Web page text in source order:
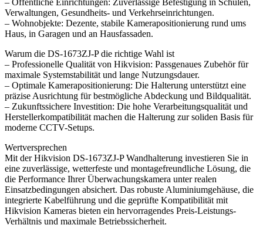
Verwaltungen, Gesundheits- und Verkehrseinrichtungen.
– Wohnobjekte: Dezente, stabile Kamerapositionierung rund ums
Haus, in Garagen und an Hausfassaden.
Warum die DS-1673ZJ-P die richtige Wahl ist
– Professionelle Qualität von Hikvision: Passgenaues Zubehör für
maximale Systemstabilität und lange Nutzungsdauer.
– Optimale Kamerapositionierung: Die Halterung unterstützt eine
präzise Ausrichtung für bestmögliche Abdeckung und Bildqualität.
– Zukunftssichere Investition: Die hohe Verarbeitungsqualität und
Herstellerkompatibilität machen die Halterung zur soliden Basis für
moderne CCTV-Setups.
Wertversprechen
Mit der Hikvision DS-1673ZJ-P Wandhalterung investieren Sie in
eine zuverlässige, wetterfeste und montagefreundliche Lösung, die
die Performance Ihrer Überwachungskamera unter realen
Einsatzbedingungen absichert. Das robuste Aluminiumgehäuse, die
integrierte Kabelführung und die geprüfte Kompatibilität mit
Hikvision Kameras bieten ein hervorragendes Preis-Leistungs-
Verhältnis und maximale Betriebssicherheit.